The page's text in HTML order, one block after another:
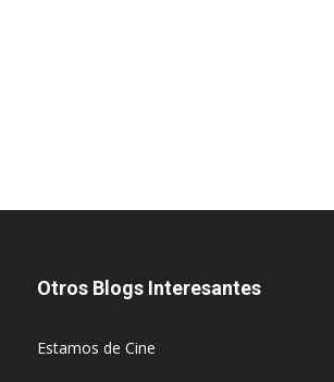
Otros Blogs Interesantes
Estamos de Cine